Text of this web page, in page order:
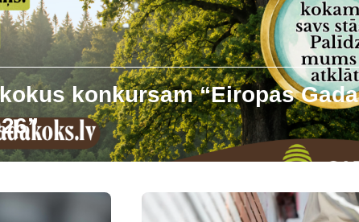
konkursam “Eiropas Gada